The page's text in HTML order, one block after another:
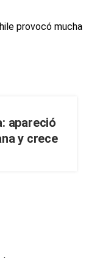
apareció
y crece